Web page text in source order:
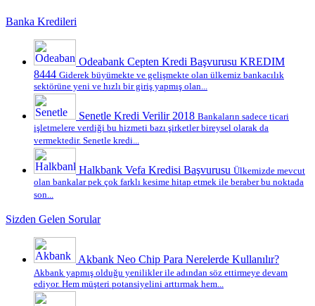
Banka Kredileri
Odeabank Cepten Kredi Başvurusu KREDIM
8444 Giderek büyümekte ve gelişmekte olan ülkemiz bankacılık
sektörüne yeni ve hızlı bir giriş yapmış olan...
Senetle Kredi Verilir 2018 Bankaların sadece ticari
işletmelere verdiği bu hizmeti bazı şirketler bireysel olarak da
vermektedir. Senetle kredi...
Halkbank Vefa Kredisi Başvurusu Ülkemizde mevcut
olan bankalar pek çok farklı kesime hitap etmek ile beraber bu noktada
son...
Sizden Gelen Sorular
Akbank Neo Chip Para Nerelerde Kullanılır?
Akbank yapmış olduğu yenilikler ile adından söz ettirmeye devam
ediyor. Hem müşteri potansiyelini arttırmak hem...